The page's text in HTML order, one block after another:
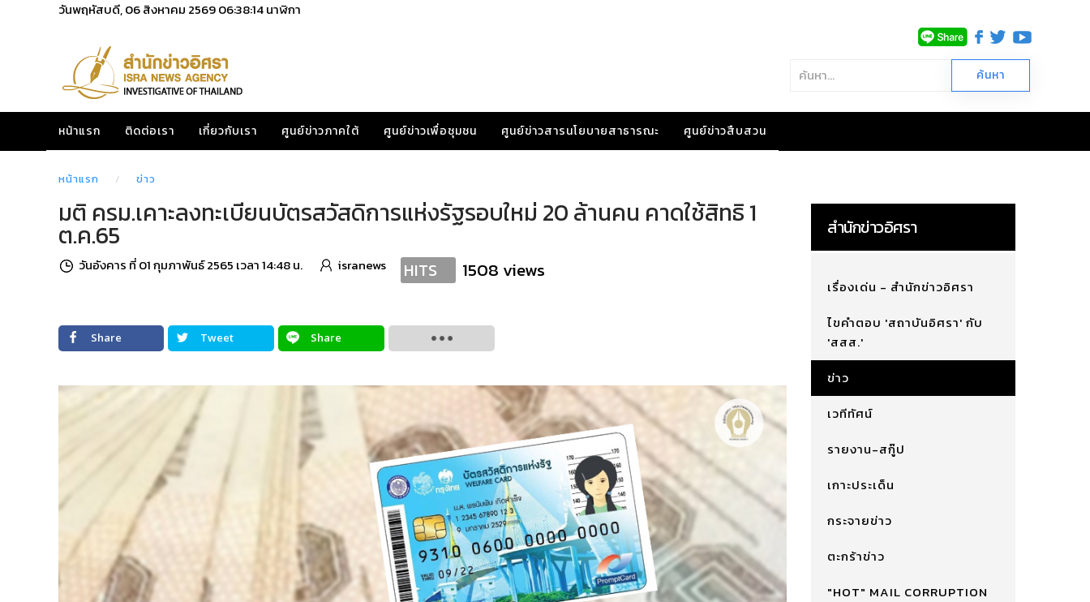
วันพฤหัสบดี, 06 สิงหาคม 256906:38:15นาฬิกา
หน้าแรก ติดต่อเรา เกี่ยวกับเรา ศูนย์ข่าวภาคใต้ ศูนย์ข่าวเพื่อชุมชน ศูนย์ข่าวสารนโยบายสาธารณะ ศูนย์ข่าวสืบสวน
หน้าแรก ข่าว
มติ ครม.เคาะลงทะเบียนบัตรสวัสดิการแห่งรัฐรอบใหม่ 20 ล้านคน คาดใช้สิทธิ 1
ต.ค.65
วันอังคาร ที่ 01 กุมภาพันธ์ 2565 เวลา 14:48 น. isranews HITS 1508 views
Share Tweet Share
สำนักข่าวอิศรา
เรื่องเด่น - สำนักข่าวอิศรา
ไขคำตอบ 'สถาบันอิศรา' กับ
'สสส.'
ข่าว
เวทีทัศน์
รายงาน-สกู๊ป
เกาะประเด็น
กระจายข่าว
ตะกร้าข่าว
"HOT" MAIL CORRUPTION